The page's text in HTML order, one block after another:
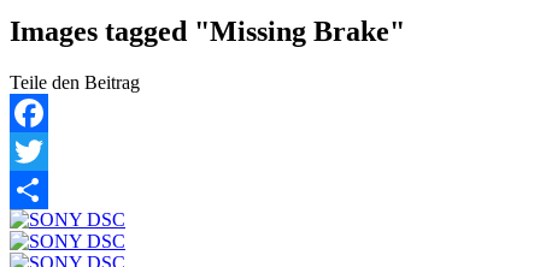
Images tagged "Missing Brake"
Teile den Beitrag
Facebook
Twitter
Teilen